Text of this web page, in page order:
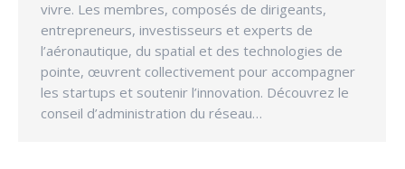
vivre. Les membres, composés de dirigeants,
entrepreneurs, investisseurs et experts de
l’aéronautique, du spatial et des technologies de
pointe, œuvrent collectivement pour accompagner
les startups et soutenir l’innovation. Découvrez le
conseil d’administration du réseau…